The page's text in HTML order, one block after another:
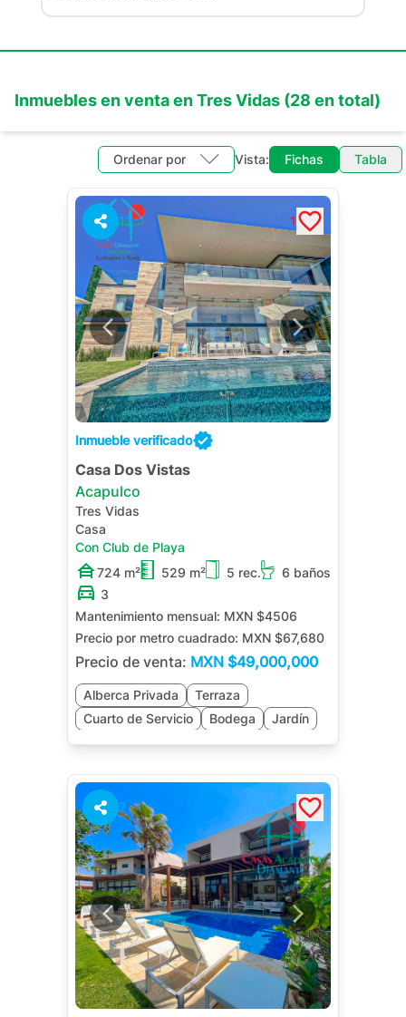
Inmuebles enventaenTres Vidas (28 en total)
Ordenar por Vista: Fichas Tabla
13 1
Inmueble verificado
Casa Dos Vistas
Acapulco
Tres Vidas
Casa
Con Club de Playa
724 m²
529 m² 5 rec.
6 baños
3
Mantenimiento mensual: MXN $4506
Precio por metro cuadrado: MXN $67,680
Precio de venta: MXN $49,000,000
Alberca Privada
Terraza
Cuarto de Servicio
Bodega
Jardín
Sala de TV
Salón de Juegos
7 1